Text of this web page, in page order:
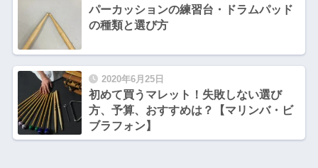
パーカッションの練習台・ドラムパッド
の種類と選び方
2020年6月25日
初めて買うマレット！失敗しない選び
方、予算、おすすめは？【マリンバ・ビ
ブラフォン】